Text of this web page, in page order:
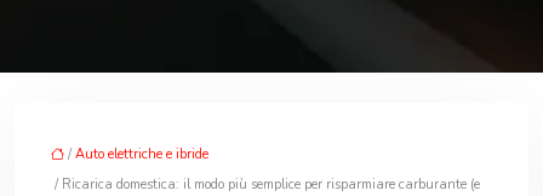
/ Auto elettriche e ibride
/ Ricarica domestica: il modo più semplice per risparmiare carburante (e